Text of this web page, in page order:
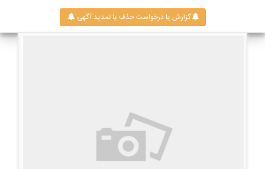
گزارش یا درخواست حذف یا تمدید آگهی